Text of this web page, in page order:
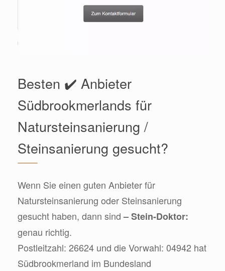
Besten ✔️ Anbieter
Südbrookmerlands für
Natursteinsanierung /
Steinsanierung gesucht?
Wenn Sie einen guten Anbieter für
Natursteinsanierung oder Steinsanierung
gesucht haben, dann sind– Stein-Doktor:
genau richtig.
Postleitzahl: 26624 und die Vorwahl: 04942 hat
Südbrookmerland im Bundesland